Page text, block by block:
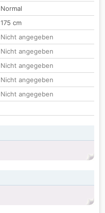
Normal
175 cm
Nicht angegeben
Nicht angegeben
Nicht angegeben
Nicht angegeben
Nicht angegeben